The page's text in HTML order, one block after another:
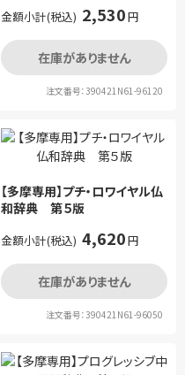
金額小計(税込) 2,530円
在庫がありません
注文番号：390421N61-96120
【多摩専用】プチ・ロワイヤル仏
和辞典 第５版
金額小計(税込) 4,620円
在庫がありません
注文番号：390421N61-96050